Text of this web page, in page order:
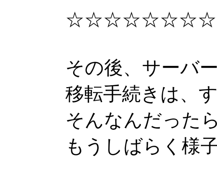
その後、サーバ
移転手続きは、
そんなんだった
もうしばらく様